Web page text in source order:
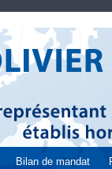
Bilan de mandat